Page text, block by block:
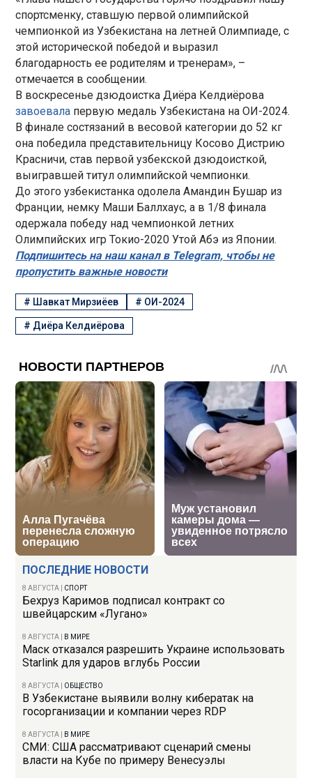
ПОСЛЕДНИЕ НОВОСТИ
8 АВГУСТА СПОРТ
Бехруз Каримов подписал контракт со
швейцарским «Лугано»
8 АВГУСТА В МИРЕ
Маск отказался разрешить Украине использовать
Starlink для ударов вглубь России
8 АВГУСТА ОБЩЕСТВО
В Узбекистане выявили волну кибератак на
госорганизации и компании через RDP
8 АВГУСТА В МИРЕ
СМИ: США рассматривают сценарий смены
власти на Кубе по примеру Венесуэлы
спортсменку, ставшую первой олимпийской
чемпионкой из Узбекистана на летней Олимпиаде, с
этой исторической победой и выразил
благодарность ее родителям и тренерам», –
отмечается в сообщении.
В воскресенье дзюдоистка Диёра Келдиёрова
завоевала первую медаль Узбекистана на ОИ-2024.
В финале состязаний в весовой категории до 52 кг
она победила представительницу Косово Дистрию
Красничи, став первой узбекской дзюдоисткой,
выигравшей титул олимпийской чемпионки.
До этого узбекистанка одолела Амандин Бушар из
Франции, немку Маши Баллхаус, а в 1/8 финала
одержала победу над чемпионкой летних
Олимпийских игр Токио-2020 Утой Абэ из Японии.
Подпишитесь на наш канал в Telegram, чтобы не
пропустить важные новости
# Шавкат Мирзиёев # ОИ-2024
# Диёра Келдиёрова